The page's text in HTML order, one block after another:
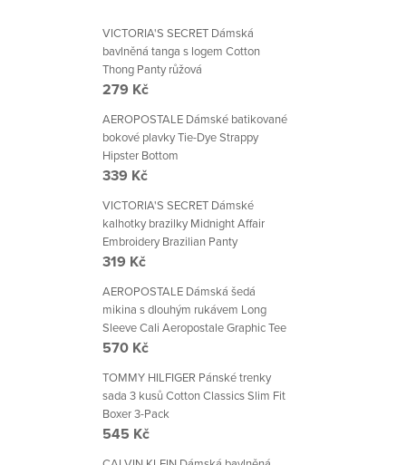
VICTORIA'S SECRET Dámská
bavlněná tanga s logem Cotton
Thong Panty růžová
279 Kč
AEROPOSTALE Dámské batikované
bokové plavky Tie-Dye Strappy
Hipster Bottom
339 Kč
VICTORIA'S SECRET Dámské
kalhotky brazilky Midnight Affair
Embroidery Brazilian Panty
319 Kč
AEROPOSTALE Dámská šedá
mikina s dlouhým rukávem Long
Sleeve Cali Aeropostale Graphic Tee
570 Kč
TOMMY HILFIGER Pánské trenky
sada 3 kusů Cotton Classics Slim Fit
Boxer 3-Pack
545 Kč